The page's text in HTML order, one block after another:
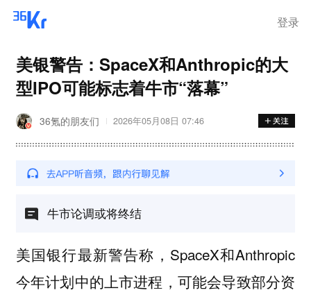
登录
美银警告：SpaceX和Anthropic的大
型IPO可能标志着牛市“落幕”
36氪的朋友们 2026年05月08日 07:46
牛市论调或将终结
美国银行最新警告称，SpaceX和Anthropic
今年计划中的上市进程，可能会导致部分资